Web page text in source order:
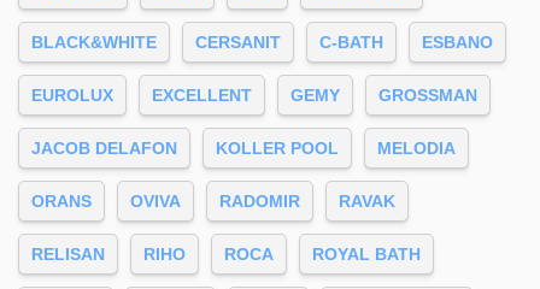
BLACK&WHITE CERSANIT C-BATH ESBANO
EUROLUX EXCELLENT GEMY GROSSMAN
JACOB DELAFON KOLLER POOL MELODIA
ORANS OVIVA RADOMIR RAVAK
RELISAN RIHO ROCA ROYAL BATH